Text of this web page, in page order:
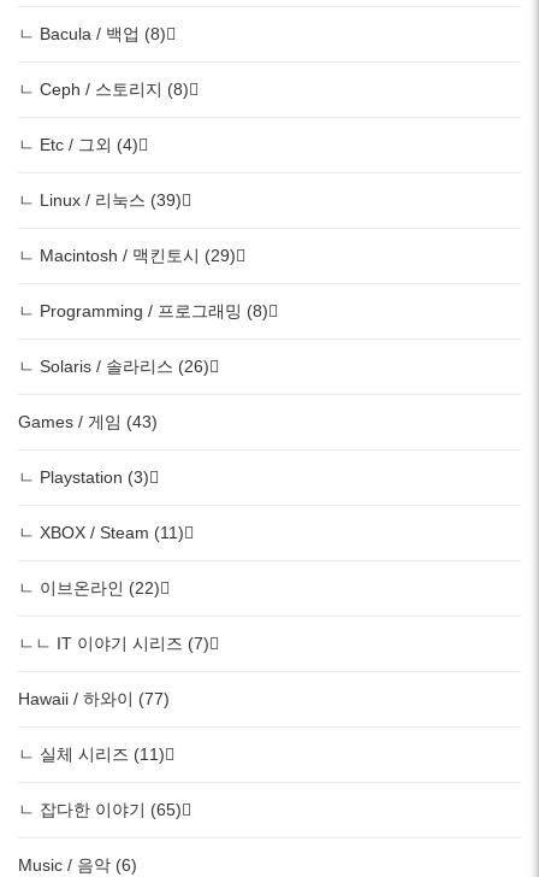
ㄴ Bacula / 백업 (8)
ㄴ Ceph / 스토리지 (8)
ㄴ Etc / 그외 (4)
ㄴ Linux / 리눅스 (39)
ㄴ Macintosh / 맥킨토시 (29)
ㄴ Programming / 프로그래밍 (8)
ㄴ Solaris / 솔라리스 (26)
Games / 게임 (43)
ㄴ Playstation (3)
ㄴ XBOX / Steam (11)
ㄴ 이브온라인 (22)
ㄴㄴ IT 이야기 시리즈 (7)
Hawaii / 하와이 (77)
ㄴ 실체 시리즈 (11)
ㄴ 잡다한 이야기 (65)
Music / 음악 (6)